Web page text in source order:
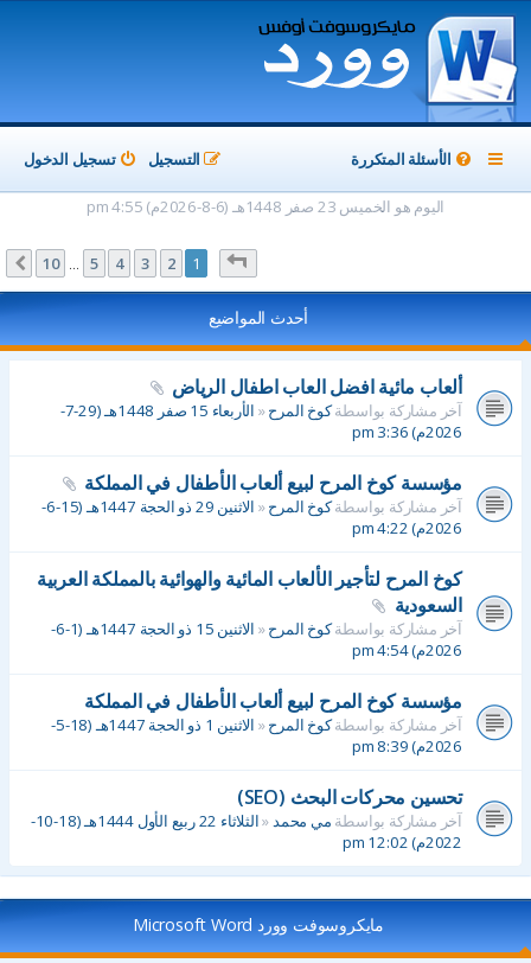
الأسئلة المتكررة تسجيل الدخول التسجيل
اليوم هو الخميس 23 صفر 1448هـ (6-8-2026م) 4:55 pm
من10
1
2
3
4
5
10 التالي
أحدث المواضيع
ألعاب مائية افضل العاب اطفال الرياض
آخر مشاركة بواسطةكوخ المرح«
الأربعاء 15 صفر 1448هـ (29-7-
2026م) 3:36 pm
مؤسسة كوخ المرح لبيع ألعاب الأطفال في المملكة
آخر مشاركة بواسطةكوخ المرح«
الاثنين 29 ذو الحجة 1447هـ (15-6-
2026م) 4:22 pm
كوخ المرح لتأجير الألعاب المائية والهوائية بالمملكة العربية
السعودية
آخر مشاركة بواسطةكوخ المرح«
الاثنين 15 ذو الحجة 1447هـ (1-6-
2026م) 4:54 pm
مؤسسة كوخ المرح لبيع ألعاب الأطفال في المملكة
آخر مشاركة بواسطةكوخ المرح«
الاثنين 1 ذو الحجة 1447هـ (18-5-
2026م) 8:39 pm
تحسين محركات البحث (SEO)
آخر مشاركة بواسطةمي محمد«
الثلاثاء 22 ربيع الأول 1444هـ (18-10-
2022م) 12:02 pm
مايكروسوفت وورد Microsoft Word